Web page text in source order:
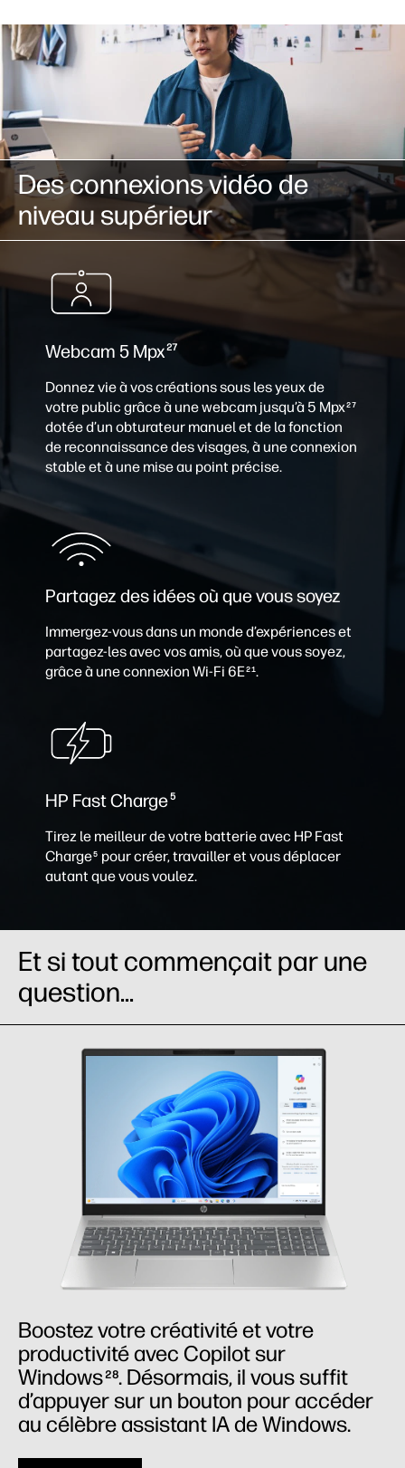
Des connexions vidéo de
niveau supérieur
Webcam 5 Mpx27
Donnez vie à vos créations sous les yeux de
votre public grâce à une webcam jusqu’à 5 Mpx27
dotée d’un obturateur manuel et de la fonction
de reconnaissance des visages, à une connexion
stable et à une mise au point précise. ​
Partagez des idées où que vous soyez
Immergez-vous dans un monde d’expériences et
partagez-les avec vos amis, où que vous soyez,
grâce à une connexion Wi-Fi 6E21.
HP Fast Charge5
Tirez le meilleur de votre batterie avec HP Fast
Charge5 pour créer, travailler et vous déplacer
autant que vous voulez.
Et si tout commençait par une
question...
Boostez votre créativité et votre
productivité avec Copilot sur
Windows28. Désormais, il vous suffit
d’appuyer sur un bouton pour accéder
au célèbre assistant IA de Windows.